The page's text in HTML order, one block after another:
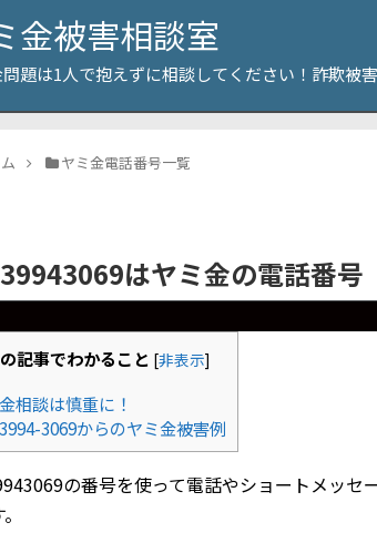
金被害相談室
題は1人で抱えずに相談してください！詐欺被
ヤミ金電話番号一覧
はヤミ金の電話番号
記事でわかること [非表示]
相談は慎重に！
3069からのヤミ金被害例
の番号を使って電話やショートメッセ